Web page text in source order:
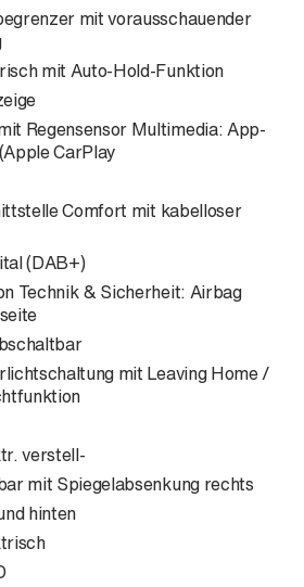
mit vorausschauender
mit Auto-Hold-Funktion
Regensensor Multimedia: App-
CarPlay
Comfort mit kabelloser
(DAB+)
Technik & Sicherheit: Airbag
mit Leaving Home /
verstell-
mit Spiegelabsenkung rechts
hinten